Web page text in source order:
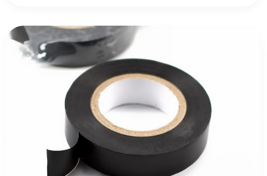
Isolierung
Van
Verwarmingsbuizen:
Wat
Werkt
Best
En
Waarom